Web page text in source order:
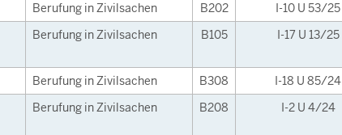
Berufung in Zivilsachen B202
I-10 U 53/25
Berufung in Zivilsachen B105 I-17 U 13/25
Berufung in Zivilsachen B308
I-18 U 85/24
Berufung in Zivilsachen B208 I-2 U 4/24